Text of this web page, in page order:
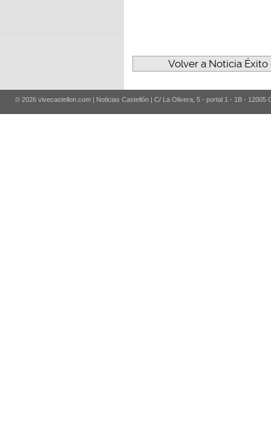
Volver a Noticia
© 2026 vivecastellon.com | Noticias Castellón | C/ La Olivera, 5 - portal 1 - 1B - 12005